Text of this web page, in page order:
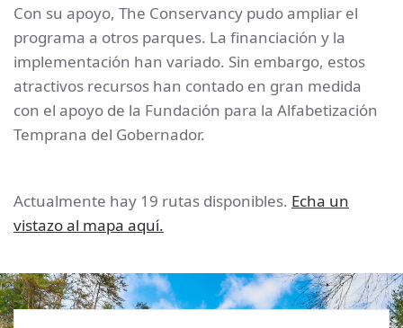
Con su apoyo, The Conservancy pudo ampliar el
programa a otros parques. La financiación y la
implementación han variado. Sin embargo, estos
atractivos recursos han contado en gran medida
con el apoyo de la Fundación para la Alfabetización
Temprana del Gobernador.
Actualmente hay 19 rutas disponibles. Echa un
vistazo al mapa aquí.